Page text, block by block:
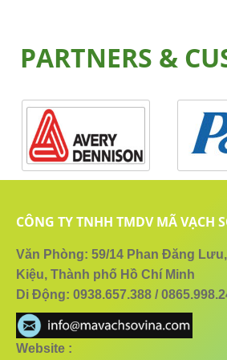
PARTNERS &
CÔNG TY TNHH TMDV MÃ VẠCH
Văn Phòng: 59/14 Phan Đăng
Kiệu, Thành phố Hồ Chí Minh
Di Động: 0938.657.388 /
Website :